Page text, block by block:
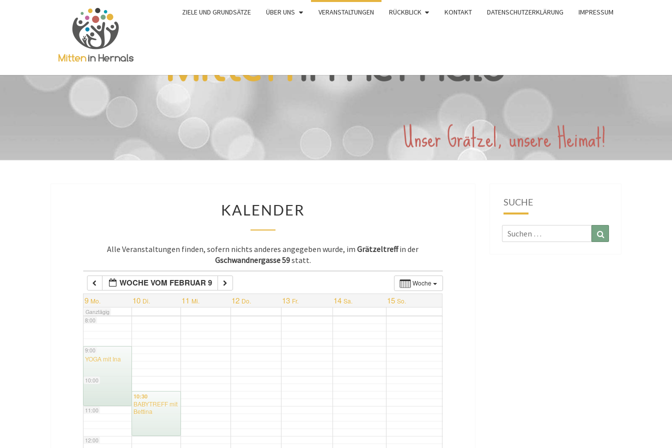
ZIELE UND GRUNDSÄTZE ÜBER UNS VERANSTALTUNGEN RÜCKBLICK KONTAKT DATENSCHUTZERKLÄRUNG IMPRESSUM
KALENDER
Alle Veranstaltungen finden, sofern nichts anderes angegeben wurde, imGrätzeltreffin der
Gschwandnergasse 59statt.
Woche
WOCHE VOM FEBRUAR 9
9 Mo. 10 Di. 11 Mi. 12 Do. 13 Fr. 14 Sa. 15 So.
Ganztägig
7:00
8:00
9:00
10:00
11:00
12:00
9:00
YOGA mit Ina
10:30
BABYTREFF mit
Bettina
SUCHE
Suchen
nach: